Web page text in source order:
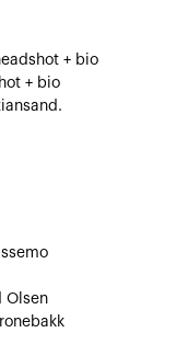
+ bio
+ bio
Olsen